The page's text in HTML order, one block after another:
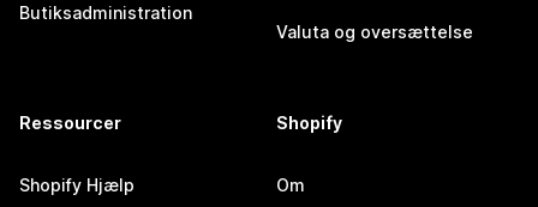
Butiksadministration
Valuta og oversættelse
Ressourcer
Shopify Hjælp
Shopify
Om